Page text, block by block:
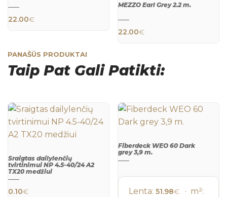
22.00€
MEZZO Earl Grey 2.2 m.
22.00€
PANAŠŪS PRODUKTAI
Taip Pat Gali Patikti:
Sraigtas dailylenčių
tvirtinimui NP 4.5-40/24 A2
TX20 medžiui
0.10€
Fiberdeck WEO 60 Dark
grey 3,9 m.
Lenta:51.98€ · m²: